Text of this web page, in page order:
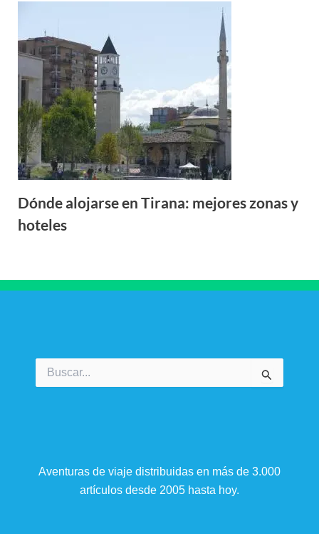
Dónde alojarse en Tirana: mejores zonas y
hoteles
por:
Aventuras de viaje distribuidas en más de 3.000
artículos desde 2005 hasta hoy.